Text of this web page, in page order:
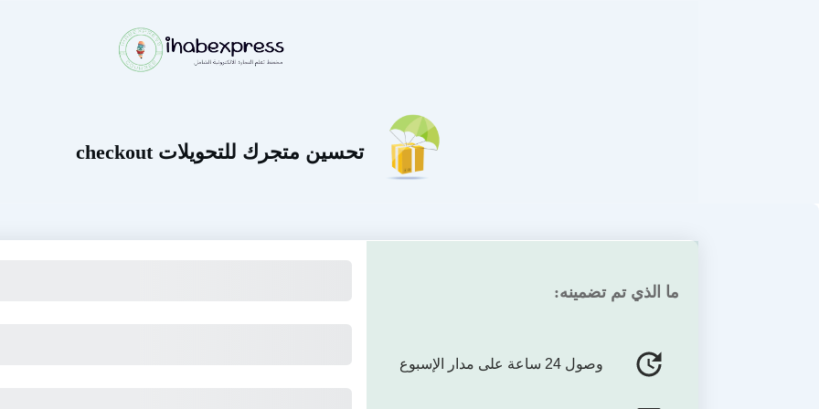
تحسين متجرك للتحويلات checkout
ما الذي تم تضمينه:
وصول 24 ساعة على مدار الإسبوع